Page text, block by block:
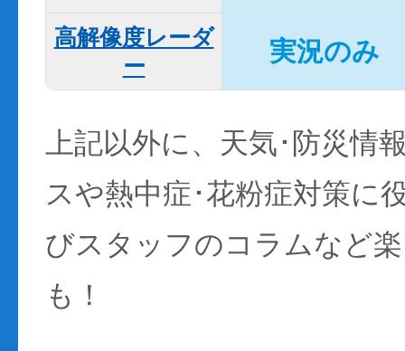
高解像度レーダ
ー
実況のみ
上記以外に、天気･防災情
スや熱中症･花粉症対策に
びスタッフのコラムなど
も！